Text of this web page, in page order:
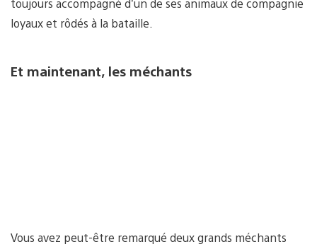
toujours accompagné d’un de ses animaux de compagnie
loyaux et rôdés à la bataille.
Et maintenant, les méchants
Vous avez peut-être remarqué deux grands méchants